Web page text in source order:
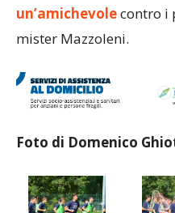
un’amichevolecontro i
mister Mazzoleni.
Foto di Domenico